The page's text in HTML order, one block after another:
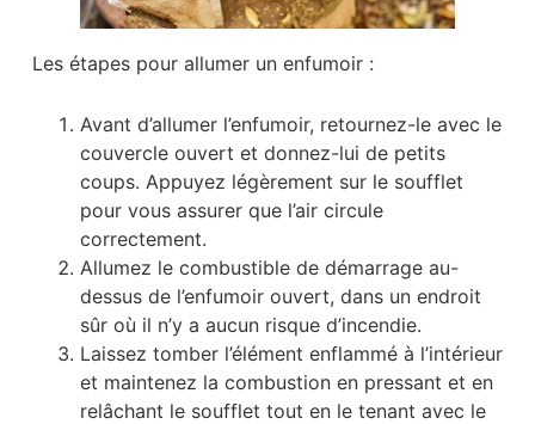
Les étapes pour allumer un enfumoir :
Avant d’allumer l’enfumoir, retournez-le avec le
couvercle ouvert et donnez-lui de petits
coups. Appuyez légèrement sur le soufflet
pour vous assurer que l’air circule
correctement.
Allumez le combustible de démarrage au-
dessus de l’enfumoir ouvert, dans un endroit
sûr où il n’y a aucun risque d’incendie.
Laissez tomber l’élément enflammé à l’intérieur
et maintenez la combustion en pressant et en
relâchant le soufflet tout en le tenant avec le